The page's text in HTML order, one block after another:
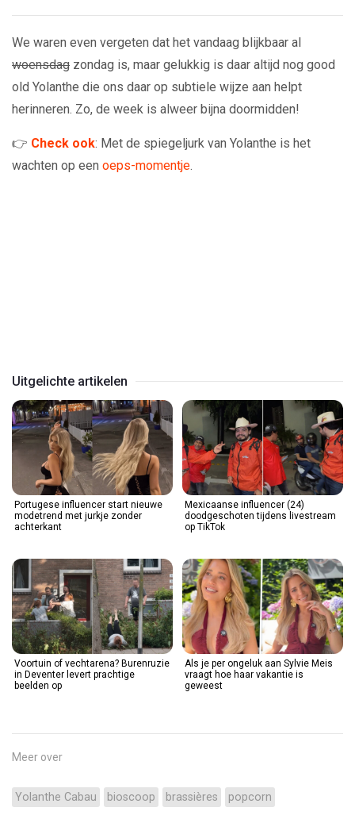
We waren even vergeten dat het vandaag blijkbaar al
woensdag zondag is, maar gelukkig is daar altijd nog good
old Yolanthe die ons daar op subtiele wijze aan helpt
herinneren. Zo, de week is alweer bijna doormidden!
👉 Check ook: Met de spiegeljurk van Yolanthe is het
wachten op een oeps-momentje.
Uitgelichte artikelen
Portugese influencer start nieuwe
modetrend met jurkje zonder
achterkant
Mexicaanse influencer (24)
doodgeschoten tijdens livestream
op TikTok
Voortuin of vechtarena? Burenruzie
in Deventer levert prachtige
beelden op
Als je per ongeluk aan Sylvie Meis
vraagt hoe haar vakantie is
geweest
Meer over
Yolanthe Cabau bioscoop brassières popcorn